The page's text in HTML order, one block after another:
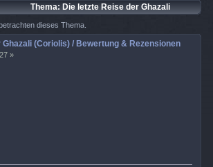
Thema: Die letzte Reise der Ghazali
& Rezensionen (Gelesen 1567 mal)
dieses Thema.
Ghazali (Coriolis) / Bewertung & Rezensionen
»